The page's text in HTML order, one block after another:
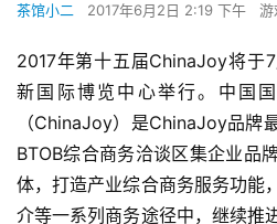
茶馆小二 2017年6月2日 2:19 下午 游
2017年第十五届ChinaJoy将
新国际博览中心举行。中国
（ChinaJoy）是ChinaJoy品牌
BTOB综合商务洽谈区集企业品
体，打造产业综合商务服务功能
介等一系列商务途径中，继续推